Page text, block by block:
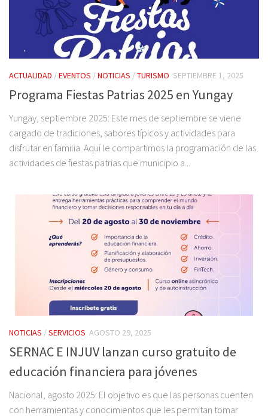
ACTUALIDAD /EVENTOS /NOTICIAS /TURISMO SEPTIEMBRE 1, 2025
Programa Fiestas Patrias 2025 en Yungay
Yungay, septiembre 2025: Este mes de septiembre se viene
cargado de tradiciones, sabores típicos y actividades para
disfrutar en familia. Aquí le compartimos la programación de las
actividades de fiestas patrias que municipio a...
NOTICIAS /SERVICIOS AGOSTO 29, 2025
SERNAC E INJUV lanzan curso gratuito de
educación financiera para jóvenes
Nacional, agosto 2025: El objetivo es que las personas cuenten
con herramientas y conocimientos que les permitan tomar